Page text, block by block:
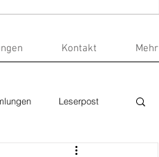
Kontakt Mehr
Leserpost